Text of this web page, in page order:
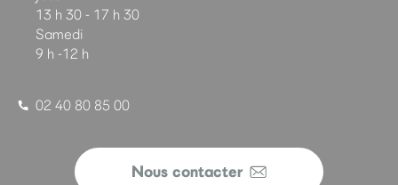
13 h 30 - 17 h 30
Samedi
9 h -12 h
02 40 80 85 00
Nous contacter